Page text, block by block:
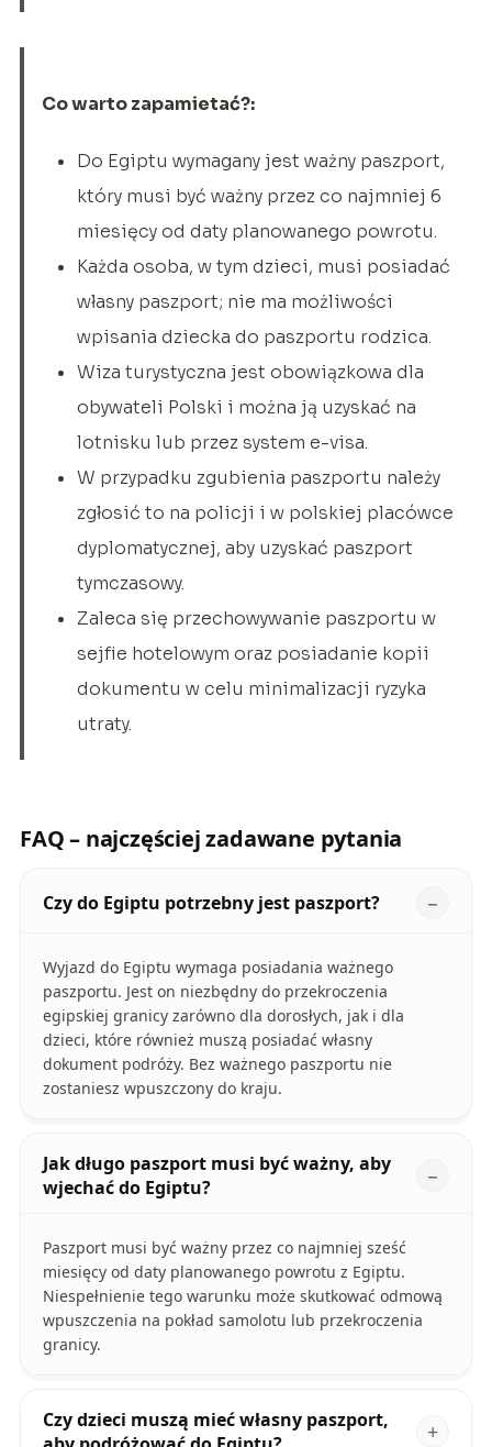
Co warto zapamietać?:
Do Egiptu wymagany jest ważny paszport,
który musi być ważny przez co najmniej 6
miesięcy od daty planowanego powrotu.
Każda osoba, w tym dzieci, musi posiadać
własny paszport; nie ma możliwości
wpisania dziecka do paszportu rodzica.
Wiza turystyczna jest obowiązkowa dla
obywateli Polski i można ją uzyskać na
lotnisku lub przez system e-visa.
W przypadku zgubienia paszportu należy
zgłosić to na policji i w polskiej placówce
dyplomatycznej, aby uzyskać paszport
tymczasowy.
Zaleca się przechowywanie paszportu w
sejfie hotelowym oraz posiadanie kopii
dokumentu w celu minimalizacji ryzyka
utraty.
FAQ – najczęściej zadawane pytania
Czy do Egiptu potrzebny jest paszport?
Wyjazd do Egiptu wymaga posiadania ważnego
paszportu. Jest on niezbędny do przekroczenia
egipskiej granicy zarówno dla dorosłych, jak i dla
dzieci, które również muszą posiadać własny
dokument podróży. Bez ważnego paszportu nie
zostaniesz wpuszczony do kraju.
Jak długo paszport musi być ważny, aby
wjechać do Egiptu?
Paszport musi być ważny przez co najmniej sześć
miesięcy od daty planowanego powrotu z Egiptu.
Niespełnienie tego warunku może skutkować odmową
wpuszczenia na pokład samolotu lub przekroczenia
granicy.
Czy dzieci muszą mieć własny paszport,